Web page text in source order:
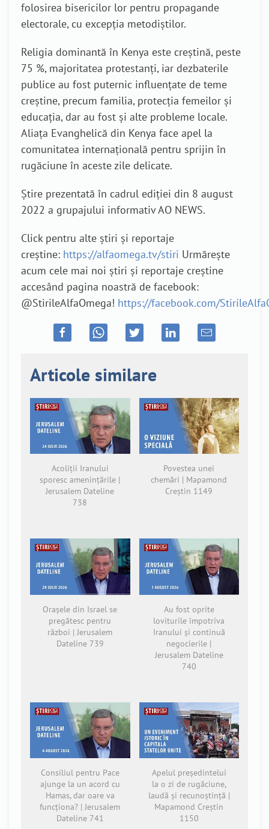
folosirea bisericilor lor pentru propagande
electorale, cu excepția metodiștilor.
Religia dominantă în Kenya este creștină, peste
75 %, majoritatea protestanți, iar dezbaterile
publice au fost puternic influențate de teme
creștine, precum familia, protecția femeilor și
educația, dar au fost și alte probleme locale.
Aliața Evanghelică din Kenya face apel la
comunitatea internațională pentru sprijin în
rugăciune în aceste zile delicate.
Știre prezentată în cadrul ediției din 8 august
2022 a grupajului informativ AO NEWS.
Click pentru alte știri și reportaje
creștine: https://alfaomega.tv/stiri Urmărește
acum cele mai noi știri și reportaje creștine
accesând pagina noastră de facebook:
@StirileAlfaOmega! https://facebook.com/
Articole similare
Acoliții Iranului
sporesc amenințările |
Jerusalem Dateline
738
Povestea unei
chemări | Mapamond
Creștin 1149
Orașele din Israel se
pregătesc pentru
război | Jerusalem
Dateline 739
Au fost oprite
loviturile împotriva
Iranului și continuă
negocierile |
Jerusalem Dateline
740
Consiliul pentru Pace
ajunge la un acord cu
Hamas, dar oare va
funcționa? | Jerusalem
Dateline 741
Apelul președintelui
la o zi de rugăciune,
laudă și recunoștință |
Mapamond Creștin
1150